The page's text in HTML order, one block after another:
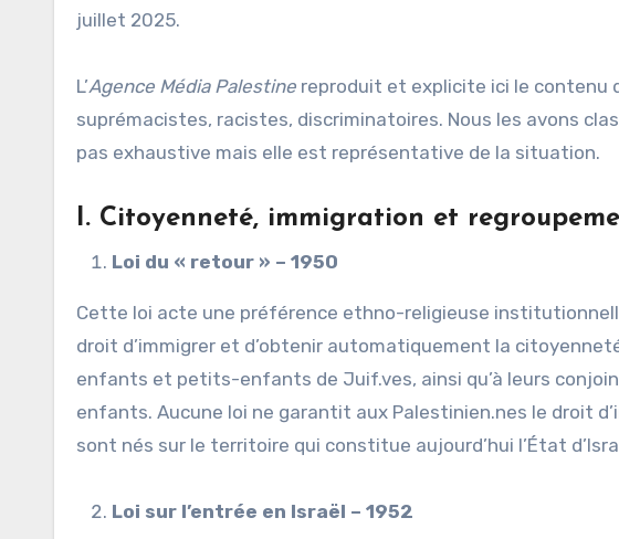
juillet 2025.
L’Agence Média Palestine reproduit et explicite ici le contenu
suprémacistes, racistes, discriminatoires. Nous les avons
pas exhaustive mais elle est représentative de la situation.
I. Citoyenneté, immigration et
Loi du « retour » – 1950
Cette loi acte une préférence ethno-religieuse
droit d’immigrer et d’obtenir automatiquement la
enfants et petits-enfants de Juif.ves, ainsi qu’à leurs
enfants. Aucune loi ne garantit aux Palestinien.nes le droit
sont nés sur le territoire qui constitue aujourd’hui l’État
Loi sur l’entrée en Israël – 1952